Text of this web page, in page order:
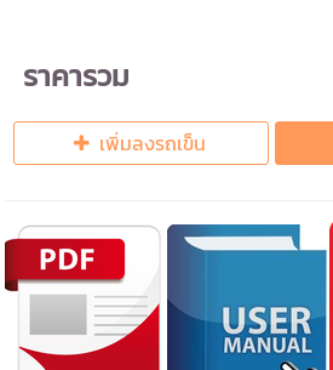
ราคารวม
เพิ่มลงรถเข็น